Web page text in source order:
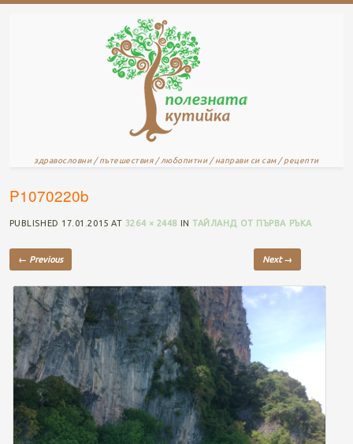
здравословни / пътешествия / любопитни / направи си сам / рецепти
P1070220b
PUBLISHED 17.01.2015 AT 3264 × 2448INТАЙЛАНД ОТ ПЪРВА РЪКА
← Previous Next →